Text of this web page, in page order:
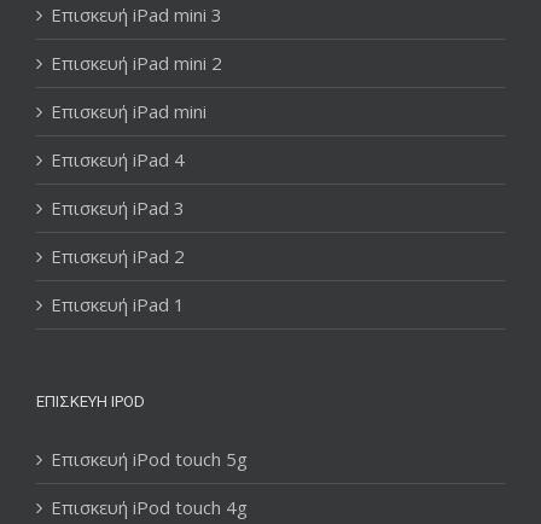
Επισκευή iPad mini 3
Επισκευή iPad mini 2
Επισκευή iPad mini
Επισκευή iPad 4
Επισκευή iPad 3
Επισκευή iPad 2
Επισκευή iPad 1
ΕΠΙΣΚΕΥΉ IPOD
Επισκευή iPod touch 5g
Επισκευή iPod touch 4g